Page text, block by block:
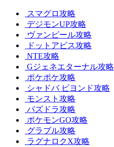
スマグロ攻略
デジモンUP攻略
ヴァンピール攻略
ドットアビス攻略
NTE攻略
Gジェネエターナル攻略
ポケポケ攻略
シャドバ ビヨンド攻略
モンスト攻略
パズドラ攻略
ポケモンGO攻略
グラブル攻略
ラグナロクX攻略